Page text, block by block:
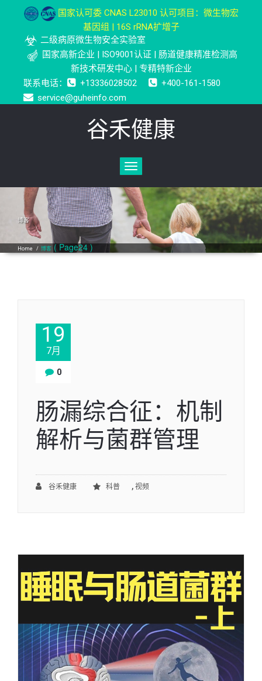
国家认可委 CNAS L23010 认可项目：微生物宏
基因组 | 16S rRNA扩增子
二级病原微生物安全实验室
国家高新企业 | ISO9001认证 | 肠道健康精准检测高
新技术研发中心 | 专精特新企业
联系电话：
+13336028502
+400-161-1580
service@guheinfo.com
谷禾健康
Toggle
navigation
博客
Home / 博客( Page24 )
19
7月
0
肠漏综合征：机制
解析与菌群管理
谷禾健康 科普 , 视频